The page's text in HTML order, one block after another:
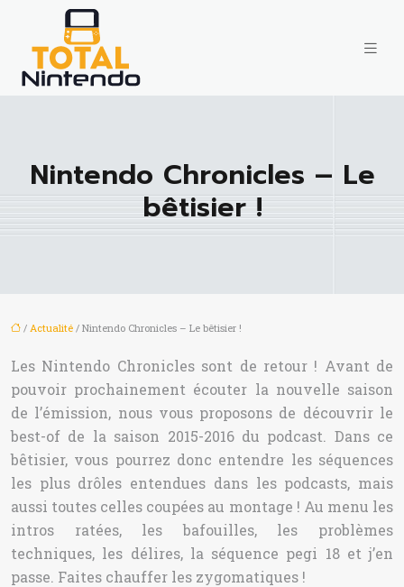
Nintendo Chronicles – Le
bêtisier !
/ Actualité / Nintendo Chronicles – Le bêtisier !
Les Nintendo Chronicles sont de retour ! Avant de
pouvoir prochainement écouter la nouvelle saison
de l’émission, nous vous proposons de découvrir le
best-of de la saison 2015-2016 du podcast. Dans ce
bêtisier, vous pourrez donc entendre les séquences
les plus drôles entendues dans les podcasts, mais
aussi toutes celles coupées au montage ! Au menu les
intros ratées, les bafouilles, les problèmes
techniques, les délires, la séquence pegi 18 et j’en
passe. Faites chauffer les zygomatiques !